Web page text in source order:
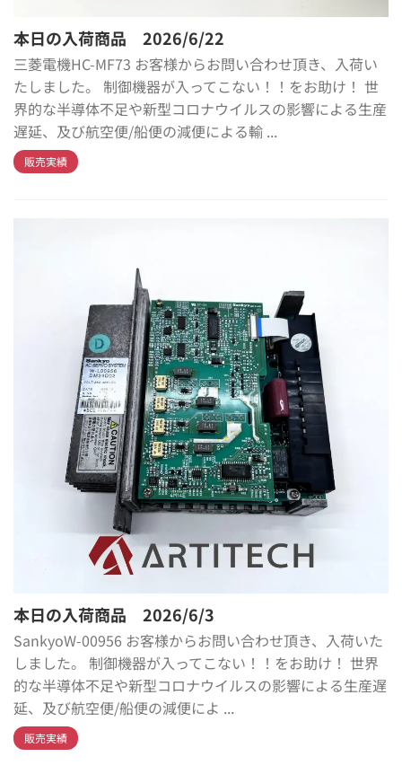
本日の入荷商品 2026/6/22
三菱電機HC-MF73 お客様からお問い合わせ頂き、入荷い
たしました。 制御機器が入ってこない！！をお助け！ 世
界的な半導体不足や新型コロナウイルスの影響による生産
遅延、及び航空便/船便の減便による輸 ...
販売実績
本日の入荷商品 2026/6/3
SankyoW-00956 お客様からお問い合わせ頂き、入荷いた
しました。 制御機器が入ってこない！！をお助け！ 世界
的な半導体不足や新型コロナウイルスの影響による生産遅
延、及び航空便/船便の減便によ ...
販売実績